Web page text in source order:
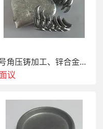
号角压铸加工、锌合金压铸、音响配件锌压铸
议